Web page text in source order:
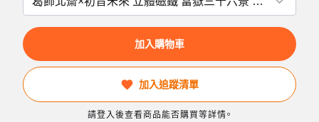
加入購物車
加入追蹤清單
請登入後查看商品能否購買等詳情。